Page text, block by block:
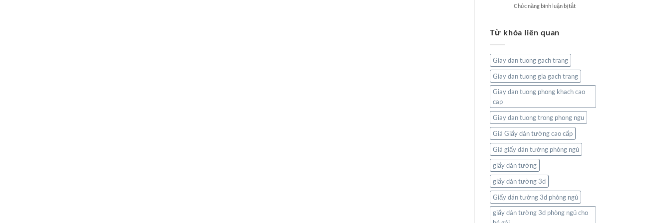
Lặng
Vinh
Chức năng bình luận bị tắtở
giới
ngay
không
gian
sống
bạn
Từ khóa liên quan
Giay dan tuong gach trang
Giay dan tuong gia gach trang
Giay dan tuong phong khach cao
cap
Giay dan tuong trong phong ngu
Giá Giấy dán tường cao cấp
Giá giấy dán tường phòng ngủ
giấy dán tường
giấy dán tường 3d
Giấy dán tường 3d phòng ngủ
giấy dán tường 3d phòng ngủ cho